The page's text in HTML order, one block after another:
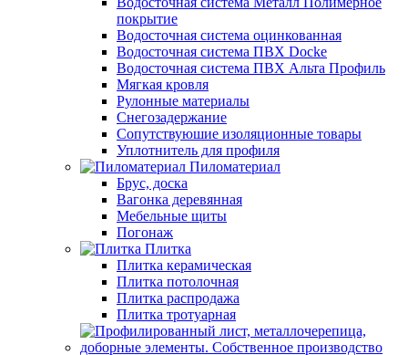
покрытие
Водосточная система оцинкованная
Водосточная система ПВХ Docke
Водосточная система ПВХ Альта Профиль
Мягкая кровля
Рулонные материалы
Снегозадержание
Сопутствуюшие изоляционные товары
Уплотнитель для профиля
Пиломатериал
Брус, доска
Вагонка деревянная
Мебельные щиты
Погонаж
Плитка
Плитка керамическая
Плитка потолочная
Плитка распродажа
Плитка тротуарная